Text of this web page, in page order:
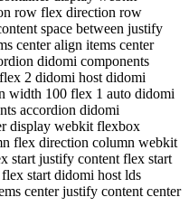
row flex direction row
space between justify
center align items center
didomi components
2 didomi host didomi
width 100 flex 1 auto didomi
accordion didomi
display webkit flexbox
flex direction column webkit
start justify content flex start
start didomi host lds
center justify content center